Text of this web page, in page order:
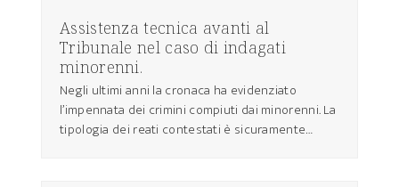
Assistenza tecnica avanti al
Tribunale nel caso di indagati
minorenni.
Negli ultimi anni la cronaca ha evidenziato
l’impennata dei crimini compiuti dai minorenni. La
tipologia dei reati contestati è sicuramente…